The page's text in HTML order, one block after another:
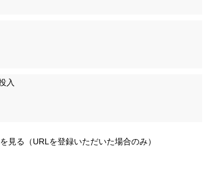
入
を見る（URLを登録いただいた場合のみ）